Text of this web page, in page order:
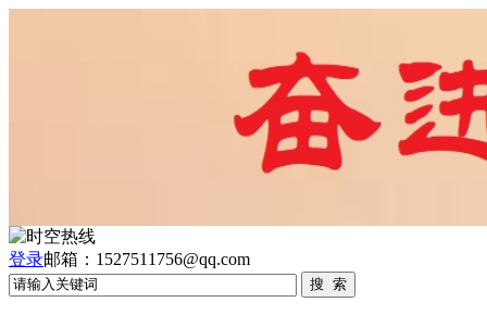
登录邮箱：1527511756@qq.com